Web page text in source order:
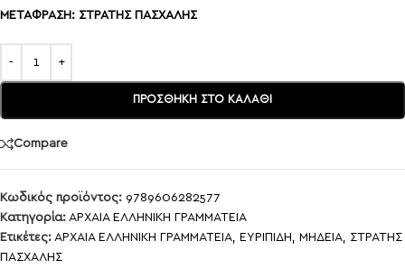
ΜΕΤΑΦΡΑΣΗ: ΣΤΡΑΤΗΣ ΠΑΣΧΑΛΗΣ
ΠΡΟΣΘΉΚΗ ΣΤΟ ΚΑΛΆΘΙ
Compare
Κωδικός προϊόντος: 9789606282577
Κατηγορία: ΑΡΧΑΙΑ ΕΛΛΗΝΙΚΗ ΓΡΑΜΜΑΤΕΙΑ
Ετικέτες: ΑΡΧΑΙΑ ΕΛΛΗΝΙΚΗ ΓΡΑΜΜΑΤΕΙΑ, ΕΥΡΙΠΙΔΗ, ΜΗΔΕΙΑ, ΣΤΡΑΤΗΣ
ΠΑΣΧΑΛΗΣ